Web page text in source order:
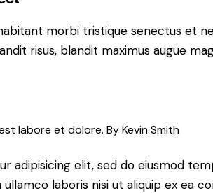
morbi tristique senectus et
risus, blandit maximus augue
labore et dolore. ByKevin Smith
adipisicing elit, sed do eiusmod
laboris nisi ut aliquip ex ea